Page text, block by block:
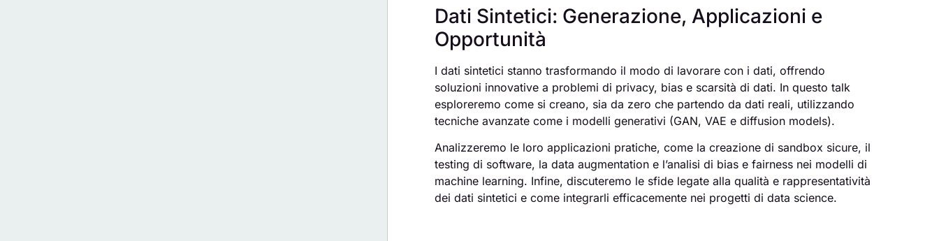
Dati Sintetici: Generazione, Applicazioni e
Opportunità
I dati sintetici stanno trasformando il modo di lavorare con i dati, offrendo
soluzioni innovative a problemi di privacy, bias e scarsità di dati. In questo talk
esploreremo come si creano, sia da zero che partendo da dati reali, utilizzando
tecniche avanzate come i modelli generativi (GAN, VAE e diffusion models).
Analizzeremo le loro applicazioni pratiche, come la creazione di sandbox sicure, il
testing di software, la data augmentation e l’analisi di bias e fairness nei modelli di
machine learning. Infine, discuteremo le sfide legate alla qualità e rappresentatività
dei dati sintetici e come integrarli efficacemente nei progetti di data science.